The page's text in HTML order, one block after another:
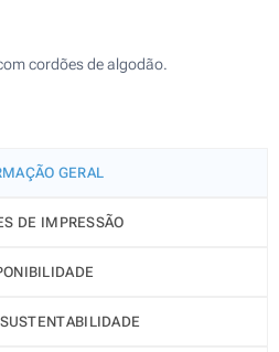
cordões de algodão.
GERAL
DE IMPRESSÃO